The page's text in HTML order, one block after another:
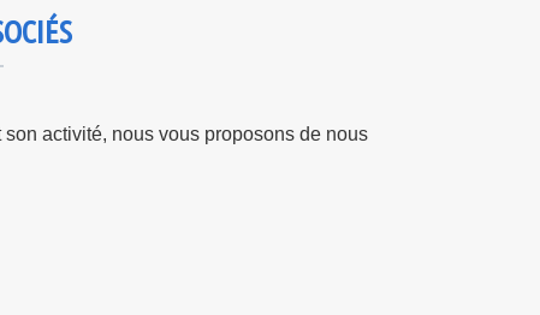
activité, nous vous proposons de nous